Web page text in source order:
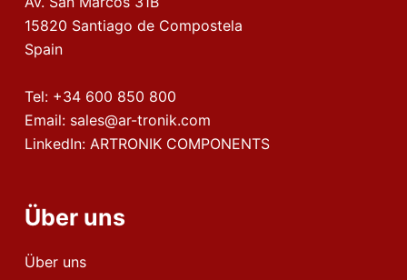
15820 Santiago de Compostela
Spain
Tel: +34 600 850 800
Email: sales@ar-tronik.com
LinkedIn: ARTRONIK COMPONENTS
Über uns
Über uns